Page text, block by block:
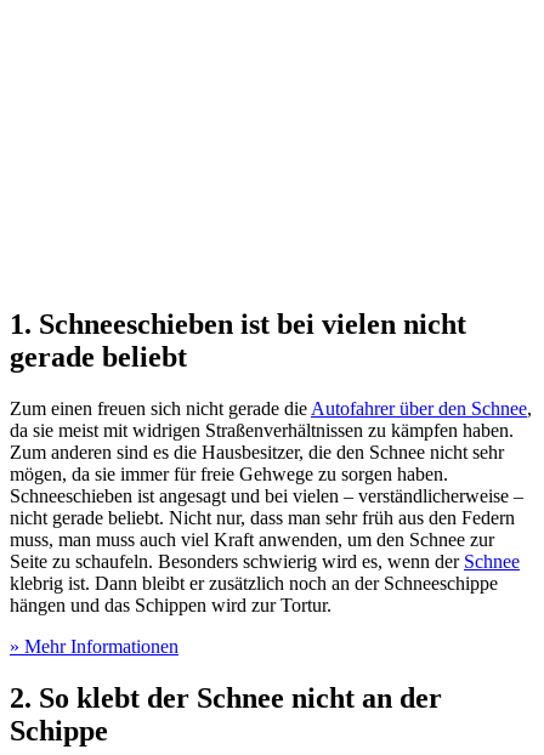
1. Schneeschieben ist bei vielen nicht
gerade beliebt
Zum einen freuen sich nicht gerade die Autofahrer über den Schnee,
da sie meist mit widrigen Straßenverhältnissen zu kämpfen haben.
Zum anderen sind es die Hausbesitzer, die den Schnee nicht sehr
mögen, da sie immer für freie Gehwege zu sorgen haben.
Schneeschieben ist angesagt und bei vielen – verständlicherweise –
nicht gerade beliebt. Nicht nur, dass man sehr früh aus den Federn
muss, man muss auch viel Kraft anwenden, um den Schnee zur
Seite zu schaufeln. Besonders schwierig wird es, wenn der Schnee
klebrig ist. Dann bleibt er zusätzlich noch an der Schneeschippe
hängen und das Schippen wird zur Tortur.
» Mehr Informationen
2. So klebt der Schnee nicht an der
Schippe